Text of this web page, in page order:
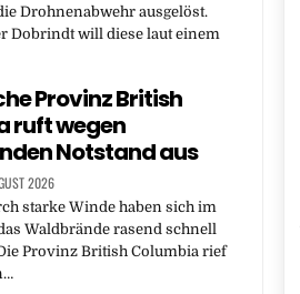
Drohnenabwehr ausgelöst.
Dobrindt will diese laut einem
Provinz British
ruft wegen
Notstand aus
2026
starke Winde haben sich im
Waldbrände rasend schnell
Provinz British Columbia rief